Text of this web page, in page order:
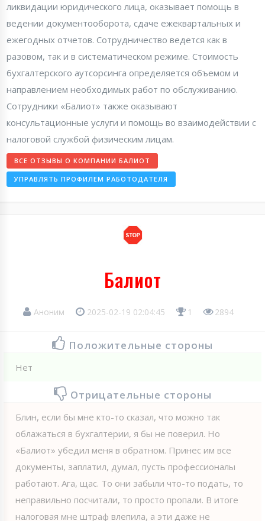
ликвидации юридического лица, оказывает помощь в
ведении документооборота, сдаче ежеквартальных и
ежегодных отчетов. Сотрудничество ведется как в
разовом, так и в систематическом режиме. Стоимость
бухгалтерского аутсорсинга определяется объемом и
направлением необходимых работ по обслуживанию.
Сотрудники «Балиот» также оказывают
консультационные услуги и помощь во взаимодействии с
налоговой службой физическим лицам.
ВСЕ ОТЗЫВЫ О КОМПАНИИ БАЛИОТ
УПРАВЛЯТЬ ПРОФИЛЕМ РАБОТОДАТЕЛЯ
Балиот
Аноним 2025-02-19 02:04:45 1 2894
Положительные стороны
Нет
Отрицательные стороны
Блин, если бы мне кто-то сказал, что можно так
облажаться в бухгалтерии, я бы не поверил. Но
«Балиот» убедил меня в обратном. Принес им все
документы, заплатил, думал, пусть профессионалы
работают. Ага, щас. То они забыли что-то подать, то
неправильно посчитали, то просто пропали. В итоге
налоговая мне штраф влепила, а эти даже не